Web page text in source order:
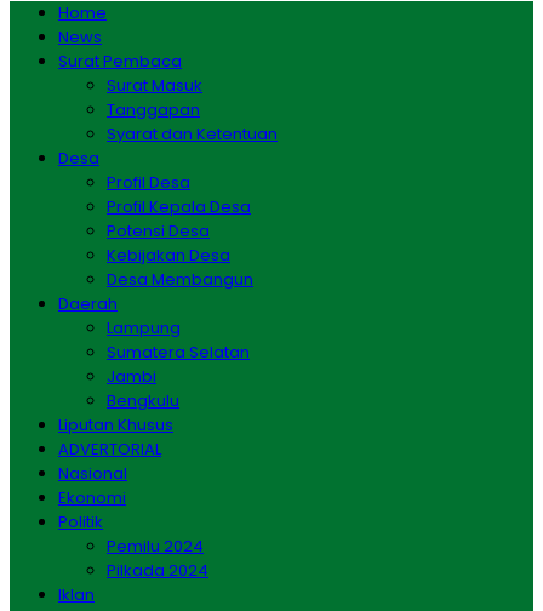
Home
News
Surat Pembaca
Surat Masuk
Tanggapan
Syarat dan Ketentuan
Desa
Profil Desa
Profil Kepala Desa
Potensi Desa
Kebijakan Desa
Desa Membangun
Daerah
Lampung
Sumatera Selatan
Jambi
Bengkulu
Liputan Khusus
ADVERTORIAL
Nasional
Ekonomi
Politik
Pemilu 2024
Pilkada 2024
Iklan